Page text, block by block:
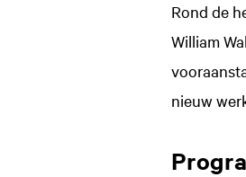
Rond de
William
nieuw